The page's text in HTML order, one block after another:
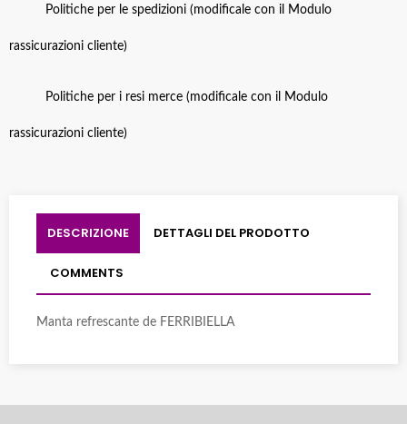
Politiche per le spedizioni (modificale con il Modulo
rassicurazioni cliente)
Politiche per i resi merce (modificale con il Modulo
rassicurazioni cliente)
DESCRIZIONE DETTAGLI DEL PRODOTTO
COMMENTS
Manta refrescante de FERRIBIELLA